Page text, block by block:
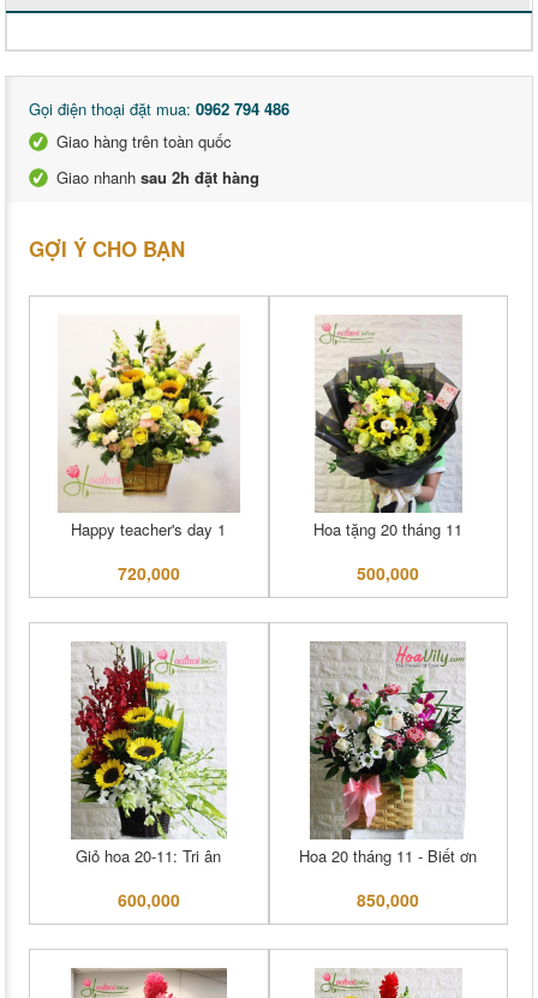
Gọi điện thoại đặt mua: 0962 794 486
Giao hàng trên toàn quốc
Giao nhanh sau 2h đặt hàng
GỢI Ý CHO BẠN
Happy teacher's day 1
720,000
Hoa tặng 20 tháng 11
500,000
Giỏ hoa 20-11: Tri ân
600,000
Hoa 20 tháng 11 - Biết ơn
850,000